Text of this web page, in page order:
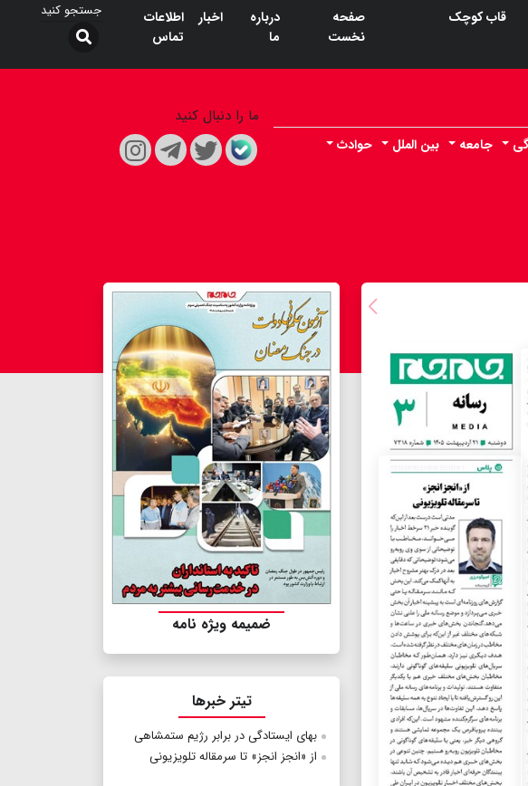
قاب کوچک
صفحه
نخست
درباره
ما
اخبار
اطلاعات
تماس
جامعه بین الملل
حوادث
ما را دنبال کنید
ضمیمه ویژه نامه
تیتر خبرها
بهای ایستادگی در برابر رژیم ستمشاهی
از «انجز انجز» تا سرمقاله تلویزیونی